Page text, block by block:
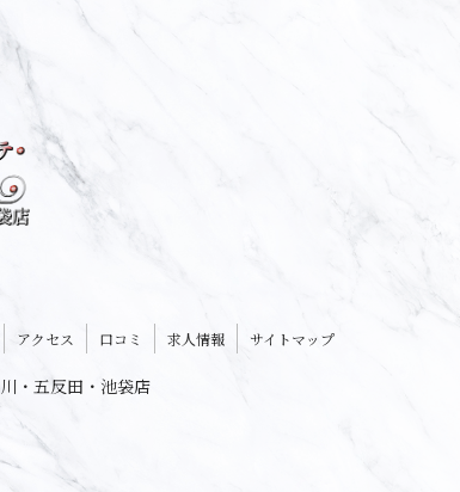
アクセス 口コミ 求人情報 サイトマップ
・五反田・池袋店